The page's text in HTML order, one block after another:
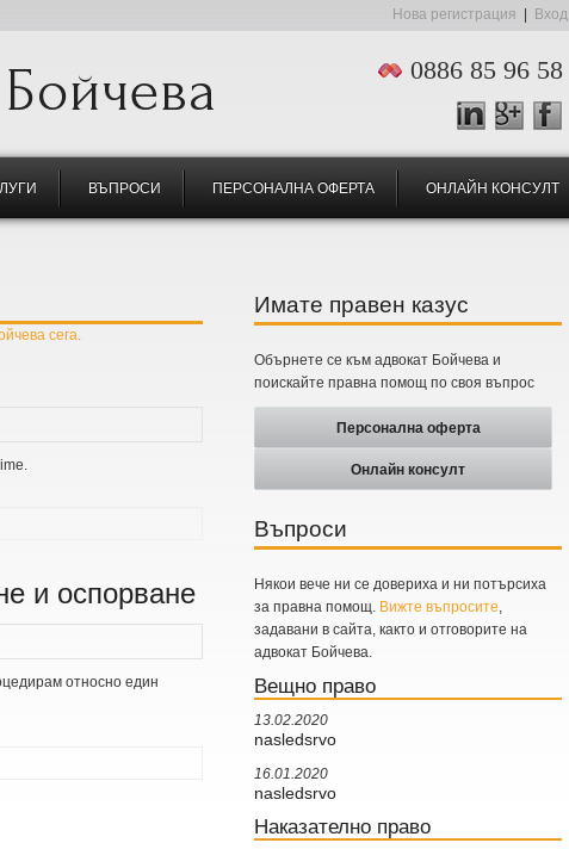
Нова регистрация Вход
0886 85 96 58
+
ВЪПРОСИ ПЕРСОНАЛНА ОФЕРТА ОНЛАЙН КОНСУЛТ
сега.
и оспорване
относно един
Имате правен казус
Обърнете се към адвокат Бойчева и
поискайте правна помощ по своя въпрос
Персонална оферта
Онлайн консулт
Въпроси
Някои вече ни се довериха и ни потърсиха
за правна помощ. Вижте въпросите,
задавани в сайта, както и отговорите на
адвокат Бойчева.
Вещно право
13.02.2020
nasledsrvo
16.01.2020
nasledsrvo
Наказателно право